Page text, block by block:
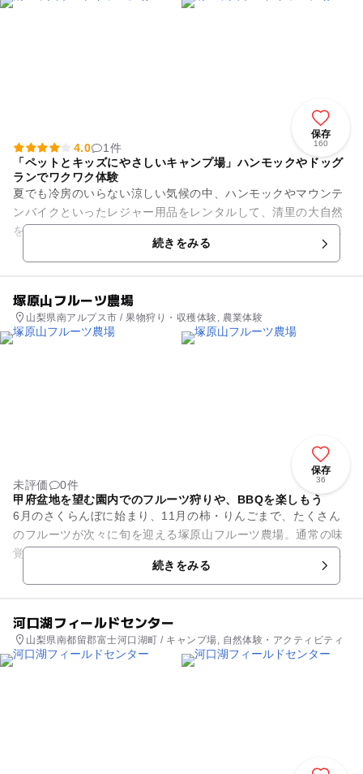
保存
160
4.0
1件
「ペットとキッズにやさしいキャンプ場」ハンモックやドッグ
ランでワクワク体験
夏でも冷房のいらない涼しい気候の中、ハンモックやマウンテ
ンバイクといったレジャー用品をレンタルして、清里の大自然
をたっぷり満喫できます。星空がよく見えるエリアなので、夜
に天体観測をするのもお忘れ...続きをみる
塚原山フルーツ農場
山梨県南アルプス市 / 果物狩り・収穫体験, 農業体験
保存
36
未評価
0件
甲府盆地を望む園内でのフルーツ狩りや、BBQを楽しもう
6月のさくらんぼに始まり、11月の柿・りんごまで、たくさん
のフルーツが次々に旬を迎える塚原山フルーツ農場。通常の味
覚狩りプランの充実ぶりはもちろんのこと、事前のご注文（9
月末まで受付）で絵や名前...続きをみる
河口湖フィールドセンター
山梨県南都留郡富士河口湖町 / キャンプ場, 自然体験・アクティビティ